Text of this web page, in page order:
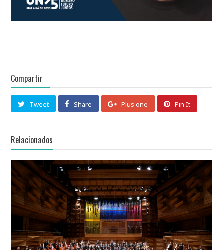
Compartir
Tweet Share Plus one Pin It
Relacionados